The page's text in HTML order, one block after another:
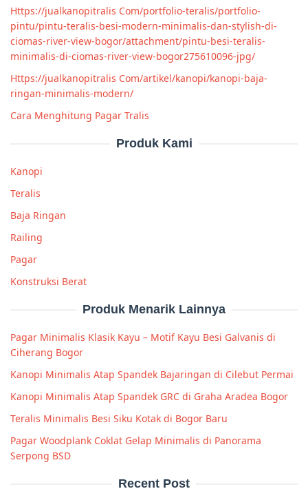
Https://jualkanopitralis Com/portfolio-teralis/portfolio-
pintu/pintu-teralis-besi-modern-minimalis-dan-stylish-di-
ciomas-river-view-bogor/attachment/pintu-besi-teralis-
minimalis-di-ciomas-river-view-bogor275610096-jpg/
Https://jualkanopitralis Com/artikel/kanopi/kanopi-baja-
ringan-minimalis-modern/
Cara Menghitung Pagar Tralis
Produk Kami
Kanopi
Teralis
Baja Ringan
Railing
Pagar
Konstruksi Berat
Produk Menarik Lainnya
Pagar Minimalis Klasik Kayu – Motif Kayu Besi Galvanis di
Ciherang Bogor
Kanopi Minimalis Atap Spandek Bajaringan di Cilebut Permai
Kanopi Minimalis Atap Spandek GRC di Graha Aradea Bogor
Teralis Minimalis Besi Siku Kotak di Bogor Baru
Pagar Woodplank Coklat Gelap Minimalis di Panorama
Serpong BSD
Recent Post